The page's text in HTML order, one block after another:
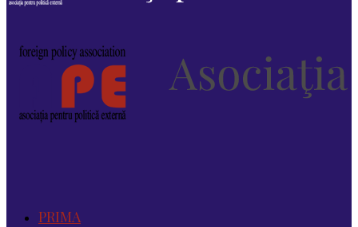
PRIMA